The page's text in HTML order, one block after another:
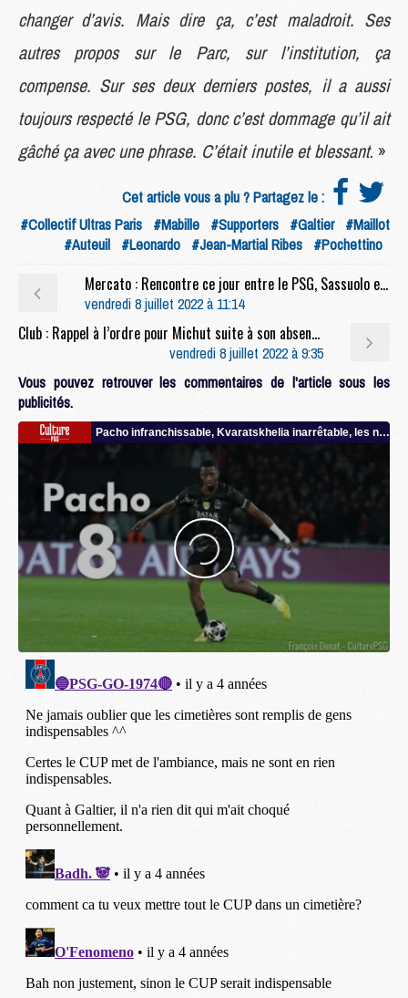
changer d’avis. Mais dire ça, c’est maladroit. Ses
autres propos sur le Parc, sur l’institution, ça
compense. Sur ses deux derniers postes, il a aussi
toujours respecté le PSG, donc c’est dommage qu’il ait
gâché ça avec une phrase. C’était inutile et blessant. »
Cet article vous a plu ? Partagez le :
#Collectif Ultras Paris #Mabille #Supporters #Galtier #Maillot
#Auteuil #Leonardo #Jean-Martial Ribes #Pochettino
Mercato : Rencontre ce jour entre le PSG, Sassuolo et l’agent de Scamacca
vendredi 8 juillet 2022 à 11:14
Club : Rappel à l’ordre pour Michut suite à son absence
vendredi 8 juillet 2022 à 9:35
Vous pouvez retrouver les commentaires de l'article sous les
publicités.